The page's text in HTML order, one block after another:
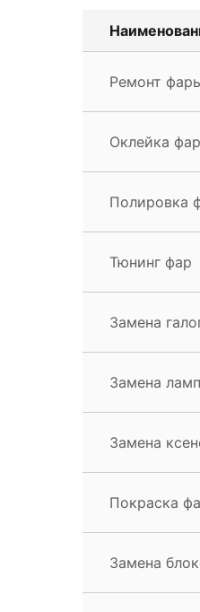
Ремонт
Оклейка
Полировка
Тюнинг фар
Замена
Замена
Замена
Покраска
Замена